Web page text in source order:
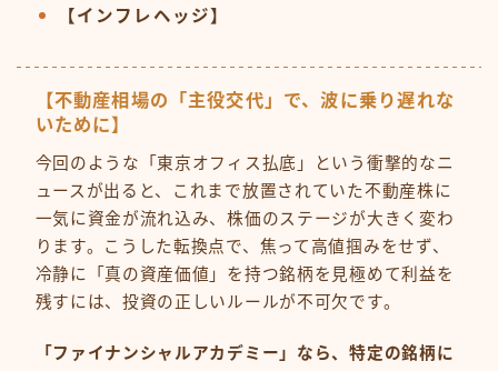
【インフレヘッジ】
【不動産相場の「主役交代」で、波に乗り遅れな
いために】
今回のような「東京オフィス払底」という衝撃的なニ
ュースが出ると、これまで放置されていた不動産株に
一気に資金が流れ込み、株価のステージが大きく変わ
ります。こうした転換点で、焦って高値掴みをせず、
冷静に「真の資産価値」を持つ銘柄を見極めて利益を
残すには、投資の正しいルールが不可欠です。
「ファイナンシャルアカデミー」なら、特定の銘柄に